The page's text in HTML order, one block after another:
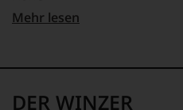
Webshop,
um
auf
hohem
zunächst
Journalismus
Universität
Wisconsin.
Qualität, aber sauber
bis 10 Punkte:grob
haben.
Ihre
1971
Journalistin
REBSORTEN
TRINKTEMPERATUR
Mehr lesen
DER WINZER